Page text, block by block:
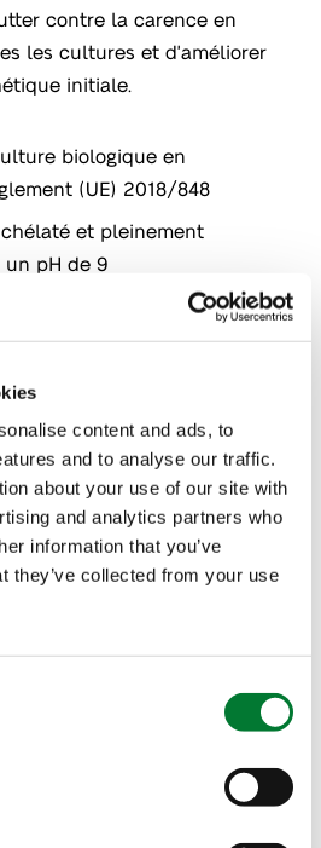
content and ads, to
and to analyse our traffic.
about your use of our site with
and analytics partners who
information that you’ve
they’ve collected from your use
contre la carence en
les cultures et d'améliorer
initiale.
biologique en
(UE) 2018/848
chélaté et pleinement
pH de 9
application foliaire.
pour la fertigation des